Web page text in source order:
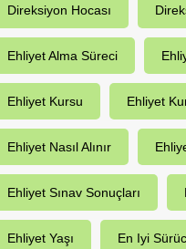
Direksiyon Hocası
Ehliyet Alma Süreci
Ehliyet Kursu Ehliyet
Ehliyet Nasıl Alınır
Ehliyet Sınav Sonuçları
Ehliyet Yaşı En Iyi